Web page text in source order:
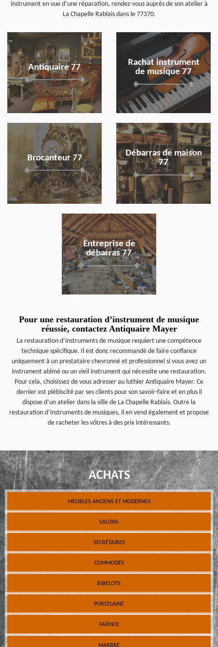
instrument en vue d’une réparation, rendez-vous auprès de son atelier à
La Chapelle Rablais dans le 77370.
Antiquaire 77
en savoir plus
Rachat instrument
de musique 77
en savoir plus
Brocanteur 77
en savoir plus
Débarras de maison
77
en savoir plus
Entreprise de
débarras 77
en savoir plus
Pour une restauration d’instrument de musique
réussie, contactez Antiquaire Mayer
La restauration d’instruments de musique requiert une compétence
technique spécifique. Il est donc recommandé de faire confiance
uniquement à un prestataire chevronné et professionnel si vous avez un
instrument abîmé ou un vieil instrument qui nécessite une restauration.
Pour cela, choisissez de vous adresser au luthier Antiquaire Mayer. Ce
dernier est plébiscité par ses clients pour son savoir-faire et en plus il
dispose d’un atelier dans la ville de La Chapelle Rablais. Outre la
restauration d’instruments de musiques, il en vend également et propose
de racheter les vôtres à des prix intéressants.
ACHATS
MEUBLES ANCIENS ET MODERNES
SALONS
SECRÉTAIRES
COMMODES
BIBELOTS
PORCELAINE
FAÏENCE
MARBRE